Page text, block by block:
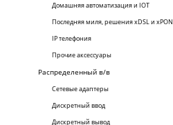
Домашняя автоматизация и IOT
Последняя миля, решения xDSL и xPON
IP телефония
Прочие аксессуары
Распределенный в/в
Сетевые адаптеры
Дискретный ввод
Дискретный вывод